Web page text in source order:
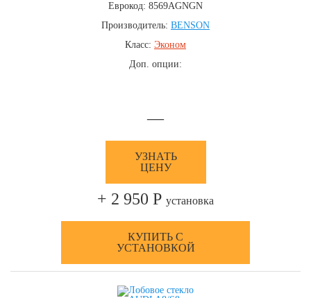
Еврокод: 8569AGNGN
Производитель: BENSON
Класс: Эконом
Доп. опции:
—
УЗНАТЬ
ЦЕНУ
+ 2 950 Р установка
КУПИТЬ С
УСТАНОВКОЙ